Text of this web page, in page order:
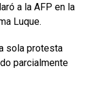
a la AFP en la
Luque.
sola protesta
parcialmente